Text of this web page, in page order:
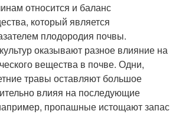
относится и баланс
который является
плодородия почвы.
оказывают разное влияние на
вещества в почве. Одни,
травы оставляют большое
влияя на последующие
пропашные истощают запас